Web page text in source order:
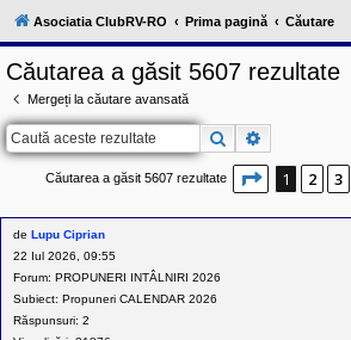
l
u
V
c
o
m
u
a
t
e
o
s
Asociatia ClubRV-RO Prima pagină Căutare
Căutarea a găsit 5607 rezultate
Mergeți la căutare avansată
Căutare
Căutarea a găsit 5607 rezultate Pagina din
1 2 3
de Lupu Ciprian
22 Iul 2026, 09:55
Forum: PROPUNERI INTÂLNIRI 2026
Subiect: Propuneri CALENDAR 2026
Răspunsuri: 2